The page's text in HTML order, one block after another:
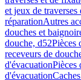
et jeux de
réparationAutres
douches et
douche, d52Pièces
receveurs de
d'évacuationPièces
d'évacuation